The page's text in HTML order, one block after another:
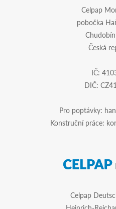
Celpap
pobočka
Česká
IČ:
DIČ:
Pro poptávky:
Konstruční práce:
Celpap